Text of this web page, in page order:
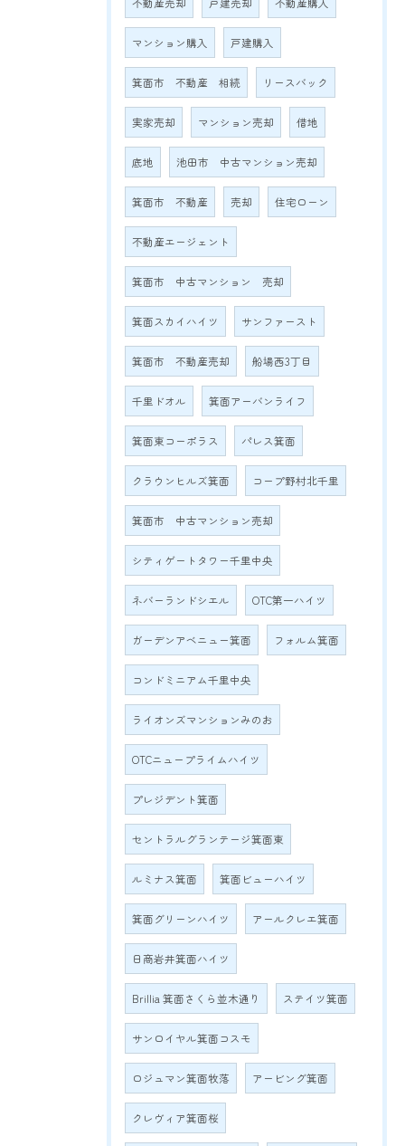
マンション購入 戸建購入
箕面市 不動産 相続 リースバック
実家売却 マンション売却 借地
底地 池田市 中古マンション売却
箕面市 不動産 売却 住宅ローン
不動産エージェント
箕面市 中古マンション 売却
箕面スカイハイツ サンファースト
箕面市 不動産売却 船場西3丁目
千里ドオル 箕面アーバンライフ
箕面東コーポラス パレス箕面
クラウンヒルズ箕面 コープ野村北千里
箕面市 中古マンション売却
シティゲートタワー千里中央
ネバーランドシエル OTC第一ハイツ
ガーデンアベニュー箕面 フォルム箕面
コンドミニアム千里中央
ライオンズマンションみのお
OTCニュープライムハイツ
プレジデント箕面
セントラルグランテージ箕面東
ルミナス箕面 箕面ビューハイツ
箕面グリーンハイツ アールクレエ箕面
日商岩井箕面ハイツ
Brillia 箕面さくら並木通り ステイツ箕面
サンロイヤル箕面コスモ
ロジュマン箕面牧落 アービング箕面
クレヴィア箕面桜